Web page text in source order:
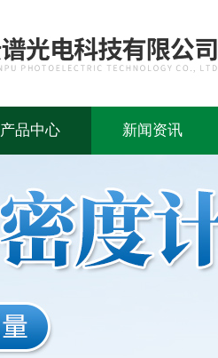
产品中心 新闻资讯